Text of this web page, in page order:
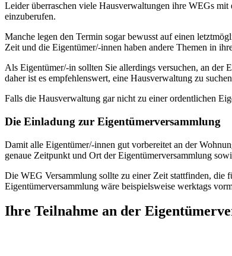
Leider überraschen viele Hausverwaltungen ihre WEGs
einzuberufen.
Manche legen den Termin sogar bewusst auf einen
Zeit und die Eigentümer/-innen haben andere Themen in
Als Eigentümer/-in sollten Sie allerdings versuchen, an der
daher ist es empfehlenswert, eine Hausverwaltung zu
Falls die Hausverwaltung gar nicht zu einer ordentlichen
Die Einladung zur Eigentümerversammlung
Damit alle Eigentümer/-innen gut vorbereitet an der
genaue Zeitpunkt und Ort der Eigentümerversammlung
Die WEG Versammlung sollte zu einer Zeit stattfinden, die
Eigentümerversammlung wäre beispielsweise werktags
Ihre Teilnahme an der